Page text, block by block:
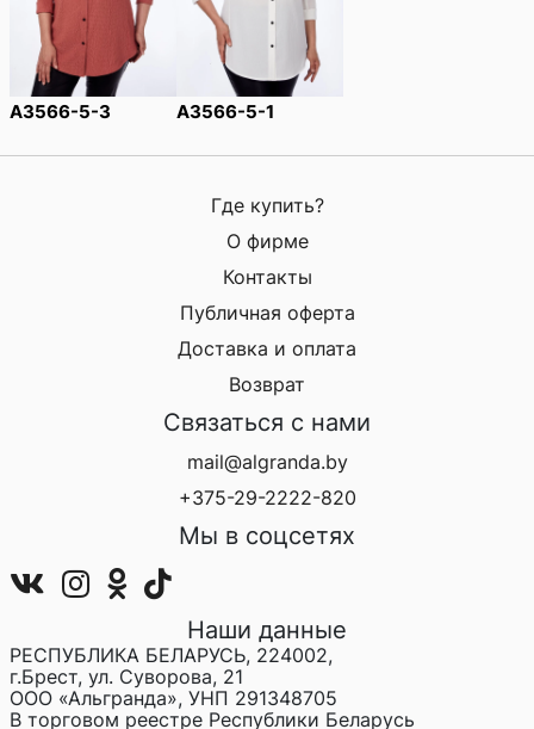
A3566-5-3 A3566-5-1
Где купить?
О фирме
Контакты
Публичная оферта
Доставка и оплата
Возврат
Связаться с нами
mail@algranda.by
+375-29-2222-820
Мы в соцсетях
Наши данные
РЕСПУБЛИКА БЕЛАРУСЬ, 224002,
г.Брест, ул. Суворова, 21
ООО «Альгранда», УНП 291348705
В торговом реестре Республики Беларусь